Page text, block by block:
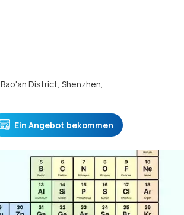
District, Shenzhen,
Ein Angebot bekommen